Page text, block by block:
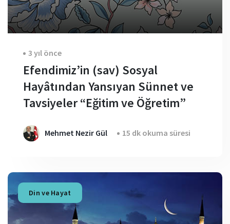
3 yıl önce
Efendimiz’in (sav) Sosyal
Hayâtından Yansıyan Sünnet ve
Tavsiyeler “Eğitim ve Öğretim”
Mehmet Nezir Gül 15 dk okuma süresi
Din ve Hayat